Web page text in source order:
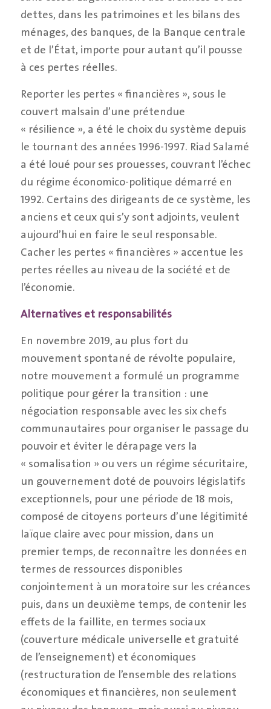
dettes, dans les patrimoines et les bilans des
ménages, des banques, de la Banque centrale
et de l’État, importe pour autant qu’il pousse
à ces pertes réelles.
Reporter les pertes « financières », sous le
couvert malsain d’une prétendue
« résilience », a été le choix du système depuis
le tournant des années 1996-1997. Riad Salamé
a été loué pour ses prouesses, couvrant l’échec
du régime économico-politique démarré en
1992. Certains des dirigeants de ce système, les
anciens et ceux qui s’y sont adjoints, veulent
aujourd’hui en faire le seul responsable.
Cacher les pertes « financières » accentue les
pertes réelles au niveau de la société et de
l’économie.
Alternatives et responsabilités
En novembre 2019, au plus fort du
mouvement spontané de révolte populaire,
notre mouvement a formulé un programme
politique pour gérer la transition : une
négociation responsable avec les six chefs
communautaires pour organiser le passage du
pouvoir et éviter le dérapage vers la
« somalisation » ou vers un régime sécuritaire,
un gouvernement doté de pouvoirs législatifs
exceptionnels, pour une période de 18 mois,
composé de citoyens porteurs d’une légitimité
laïque claire avec pour mission, dans un
premier temps, de reconnaître les données en
termes de ressources disponibles
conjointement à un moratoire sur les créances
puis, dans un deuxième temps, de contenir les
effets de la faillite, en termes sociaux
(couverture médicale universelle et gratuité
de l’enseignement) et économiques
(restructuration de l’ensemble des relations
économiques et financières, non seulement